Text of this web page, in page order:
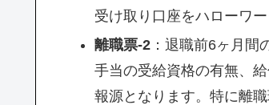
受け取り口座をハローワ
離職票-2：退職前6ヶ月間
手当の受給資格の有無、
報源となります。特に離